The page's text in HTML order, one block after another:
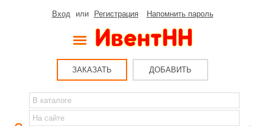
Вход или Регистрация Напомнить пароль
ЗАКАЗАТЬ ДОБАВИТЬ